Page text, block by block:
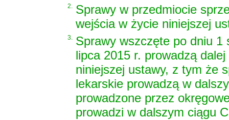
2. Sprawy w przedmiocie
wejścia w życie niniejszej
3. Sprawy wszczęte po dniu 1
lipca 2015 r. prowadzą
niniejszej ustawy, z tym że
lekarskie prowadzą w
prowadzone przez
prowadzi w dalszym ciągu